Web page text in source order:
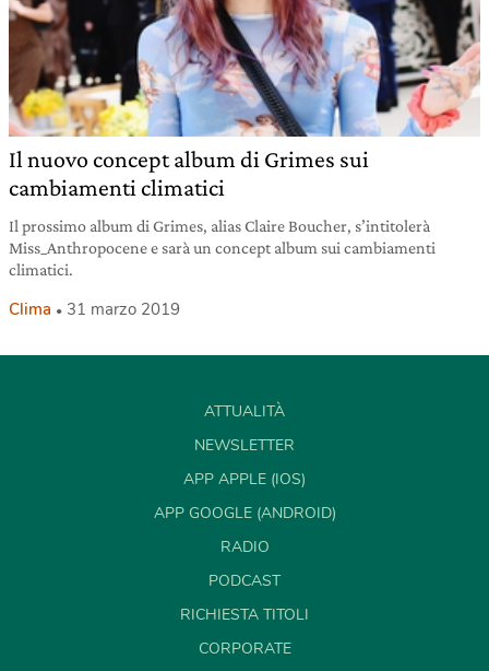
Il nuovo concept album di Grimes sui
cambiamenti climatici
Il prossimo album di Grimes, alias Claire Boucher, s’intitolerà
Miss_Anthropocene e sarà un concept album sui cambiamenti
climatici.
Clima 31 marzo 2019
ATTUALITÀ
NEWSLETTER
APP APPLE (IOS)
APP GOOGLE (ANDROID)
RADIO
PODCAST
RICHIESTA TITOLI
CORPORATE